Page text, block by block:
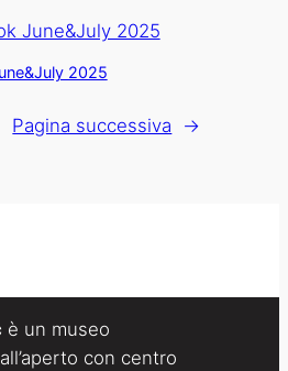
2025
Pagina successiva →
è un museo
con centro